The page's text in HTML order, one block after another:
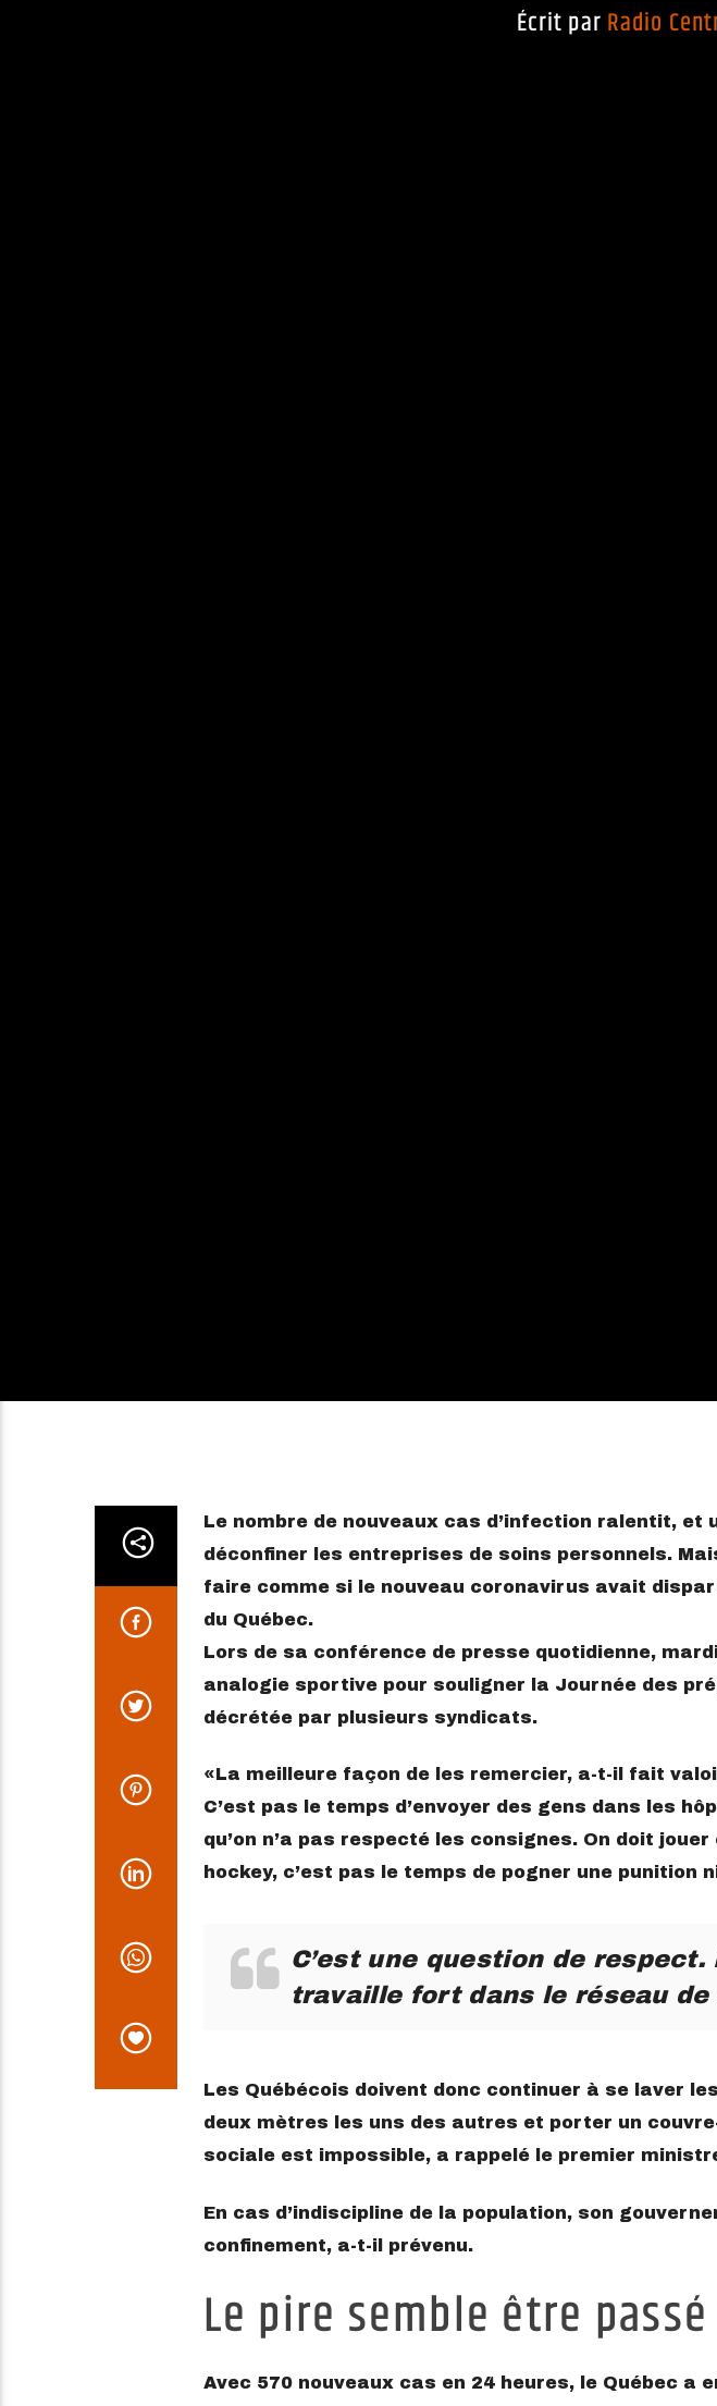
Écrit par Radio
Le nombre de nouveaux cas d’infection ralentit, et
déconfiner les entreprises de soins personnels.
faire comme si le nouveau coronavirus avait
du Québec.
Lors de sa conférence de presse quotidienne,
analogie sportive pour souligner la Journée des
décrétée par plusieurs syndicats.
La meilleure façon de les remercier, a-t-il fait
C’est pas le temps d’envoyer des gens dans les
qu’on n’a pas respecté les consignes. On doit
hockey, c’est pas le temps de pogner une punition
C’est une question de
travaille fort dans le réseau de
Les Québécois doivent donc continuer à se laver
deux mètres les uns des autres et porter un
sociale est impossible, a rappelé le premier
En cas d’indiscipline de la population, son
confinement, a-t-il prévenu.
Le pire semble être passé
Avec 570 nouveaux cas en 24 heures, le Québec a